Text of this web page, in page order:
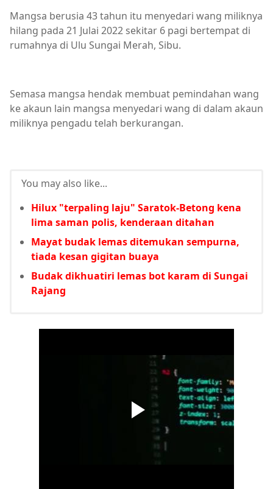
Mangsa berusia 43 tahun itu menyedari wang miliknya
hilang pada 21 Julai 2022 sekitar 6 pagi bertempat di
rumahnya di Ulu Sungai Merah, Sibu.
Semasa mangsa hendak membuat pemindahan wang
ke akaun lain mangsa menyedari wang di dalam akaun
miliknya pengadu telah berkurangan.
You may also like...
Hilux "terpaling laju" Saratok-Betong kena
lima saman polis, kenderaan ditahan
Mayat budak lemas ditemukan sempurna,
tiada kesan gigitan buaya
Budak dikhuatiri lemas bot karam di Sungai
Rajang